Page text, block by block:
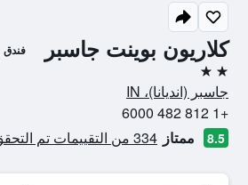
كلاريون بوينت جاسبر فندق
2 نجمتين
جاسبر (انديانا)، IN
+1 812 482 6000
8.5 ممتاز 334 من التقييمات تم التحقق منها